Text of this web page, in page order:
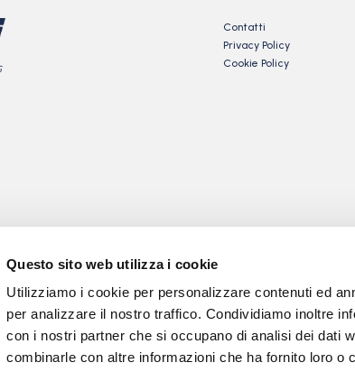
Questo sito web utilizza i cookie
Utilizziamo i cookie per personalizzare contenuti ed
per analizzare il nostro traffico. Condividiamo inoltre
con i nostri partner che si occupano di analisi dei dati
combinarle con altre informazioni che ha fornito loro o
Contatti
Privacy Policy
Cookie Policy